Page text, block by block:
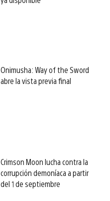
Onimusha: Way of the Sword
abre la vista previa final
Crimson Moon lucha contra la
corrupción demoníaca a partir
del 1 de septiembre